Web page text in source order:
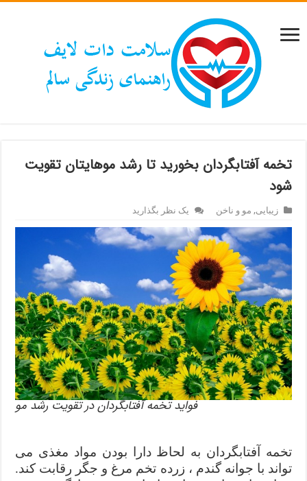
تخمه آفتابگردان بخورید تا رشد موهایتان تقویت
شود
زیبایی, مو و ناخن یک نظر بگذارید
فواید تخمه آفتابگردان در تقویت رشد مو
تخمه آفتابگردان به لحاظ دارا بودن مواد مغذی می
تواند با جوانه گندم ، زرده تخم مرغ و جگر رقابت کند.